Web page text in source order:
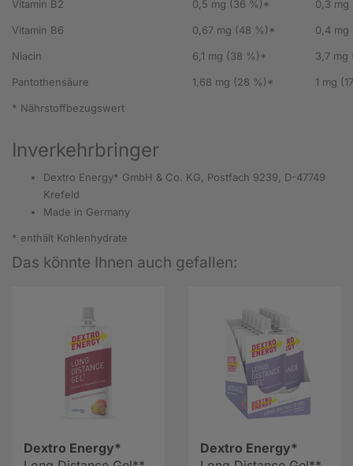
Vitamin B2 0,5 mg (36 %)* 0,3 mg
Vitamin B6 0,67 mg (48 %)* 0,4
Niacin 6,1 mg (38 %)* 3,7
Pantothensäure 1,68 mg (28 %)* 1 mg
* Nährstoffbezugswert
Inverkehrbringer
Dextro Energy* GmbH & Co. KG, Postfach 9239, D-47749
Krefeld
Made in Germany
* enthält Kohlenhydrate
Das könnte Ihnen auch gefallen:
Dextro Energy*
Dextro Energy*